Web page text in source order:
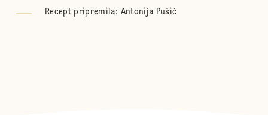
Recept pripremila: Antonija Pušić